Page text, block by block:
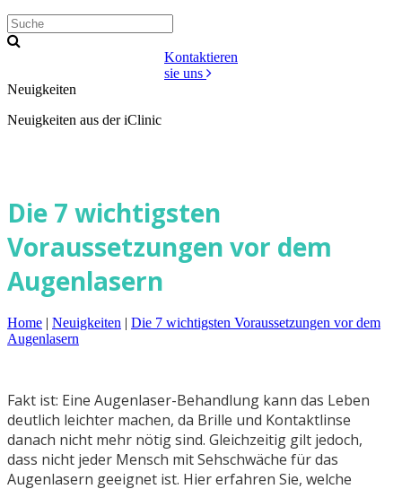
Kontaktieren
sie uns
Neuigkeiten
Neuigkeiten aus der iClinic
Die 7 wichtigsten
Voraussetzungen vor dem
Augenlasern
Home | Neuigkeiten | Die 7 wichtigsten Voraussetzungen vor dem
Augenlasern
Fakt ist: Eine Augenlaser-Behandlung kann das Leben
deutlich leichter machen, da Brille und Kontaktlinse
danach nicht mehr nötig sind. Gleichzeitig gilt jedoch,
dass nicht jeder Mensch mit Sehschwäche für das
Augenlasern geeignet ist. Hier erfahren Sie, welche